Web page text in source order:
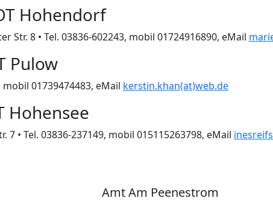
Hohendorf
Str. 8 • Tel. 03836-602243, mobil 01724916890, eMail
Pulow
mobil 01739474483, eMail kerstin.khan(at)web.de
Hohensee
7 • Tel. 03836-237149, mobil 015115263798, eMail
Amt Am Peenestrom